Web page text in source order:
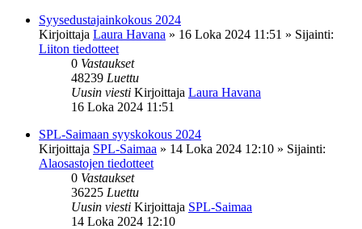
Syysedustajainkokous 2024
Kirjoittaja Laura Havana » 16 Loka 2024 11:51 » Sijainti:
Liiton tiedotteet
0 Vastaukset
48239 Luettu
Uusin viesti Kirjoittaja Laura Havana
16 Loka 2024 11:51
SPL-Saimaan syyskokous 2024
Kirjoittaja SPL-Saimaa » 14 Loka 2024 12:10 » Sijainti:
Alaosastojen tiedotteet
0 Vastaukset
36225 Luettu
Uusin viesti Kirjoittaja SPL-Saimaa
14 Loka 2024 12:10